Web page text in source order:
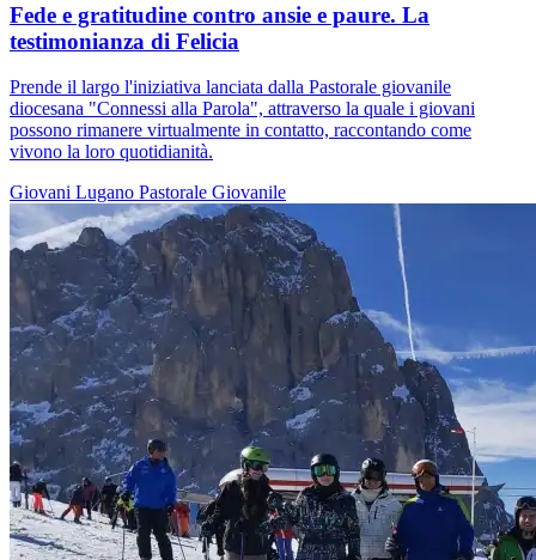
Fede e gratitudine contro ansie e paure. La
testimonianza di Felicia
Prende il largo l'iniziativa lanciata dalla Pastorale giovanile
diocesana "Connessi alla Parola", attraverso la quale i giovani
possono rimanere virtualmente in contatto, raccontando come
vivono la loro quotidianità.
Giovani Lugano Pastorale Giovanile